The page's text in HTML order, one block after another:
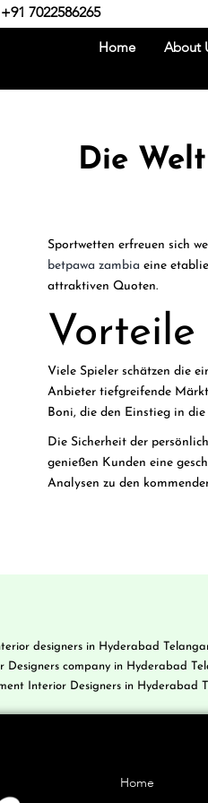
7022586265
Home About
Die
Sportwetten erfreuen sich
betpawa zambia eine
attraktiven Quoten.
Viele Spieler schätzen die
Anbieter tiefgreifende
Boni, die den Einstieg in
Die Sicherheit der
genießen Kunden eine
Analysen zu den
designers in Hyderabad
Designers company in Hyderabad
Interior Designers in Hyderabad
Home